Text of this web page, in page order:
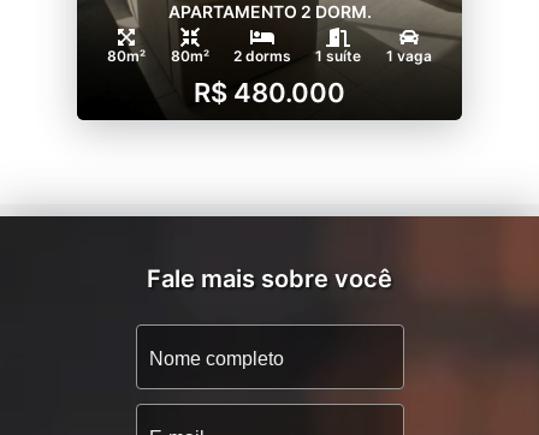
APARTAMENTO 2 DORM.
80m² 80m² 2 dorms 1 suíte 1 vaga
R$ 480.000
Fale mais sobre você